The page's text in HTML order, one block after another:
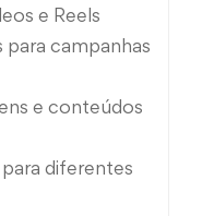
e Reels
para campanhas
e conteúdos
diferentes